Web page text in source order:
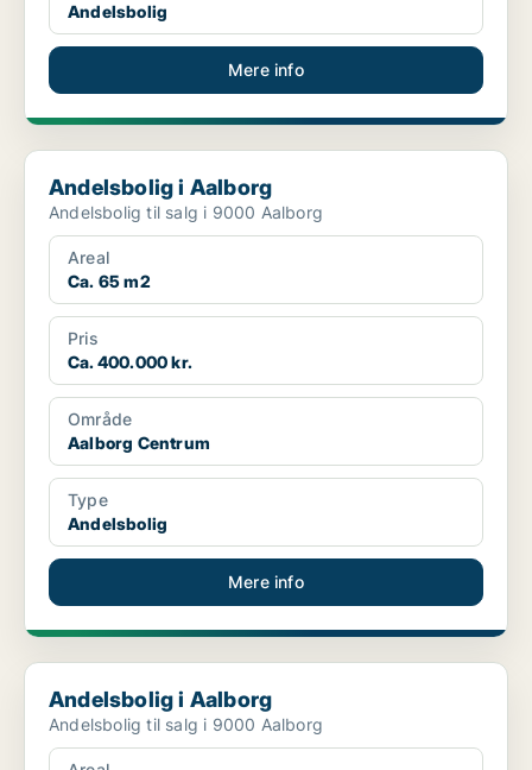
Andelsbolig
Mere info
Andelsbolig i Aalborg
Andelsbolig i Aalborg
Andelsbolig til salg i 9000 Aalborg
Areal
Ca. 65 m2
Pris
Ca. 400.000 kr.
Område
Aalborg Centrum
Type
Andelsbolig
Mere info
Andelsbolig i Aalborg
Andelsbolig i Aalborg
Andelsbolig til salg i 9000 Aalborg